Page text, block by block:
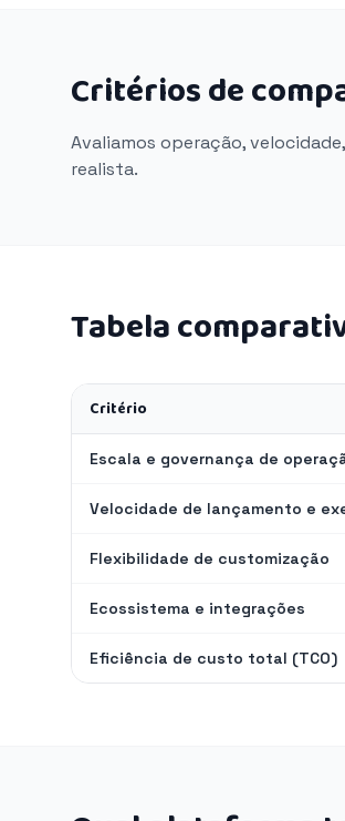
Critérios de
Avaliamos operação,
realista.
Tabela
Critério
Escala e governança de
Velocidade de lançamento e
Flexibilidade de customização
Ecossistema e integrações
Eficiência de custo total (TCO)